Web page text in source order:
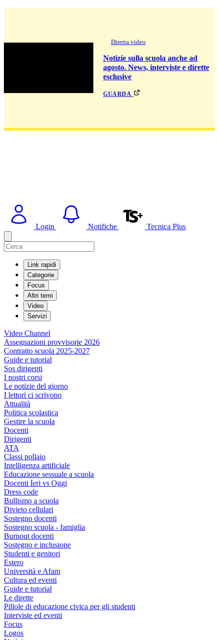
Diretta video
Notizie sulla scuola anche ad
agosto. News, interviste e dirette
esclusive
guarda
Login Notifiche Tecnica Plus
Link rapidi
Categorie
Focus
Altri temi
Video
Servizi
Video Channel
Assegnazioni provvisorie 2026
Contratto scuola 2025-2027
Guide e tutorial
Sos dirigenti
I nostri corsi
Le notizie del giorno
I lettori ci scrivono
Attualità
Politica scolastica
Gestire la scuola
Docenti
Dirigenti
ATA
Classi pollaio
Intelligenza artificiale
Educazione sessuale a scuola
Docenti Ieri vs Oggi
Dress code
Bullismo a scuola
Divieto cellulari
Sostegno docenti
Sostegno scuola - famiglia
Burnout docenti
Sostegno e inclusione
Studenti e genitori
Estero
Università e Afam
Cultura ed eventi
Guide e tutorial
Le dirette
Pillole di educazione civica per gli studenti
Interviste ed eventi
Focus
Logos